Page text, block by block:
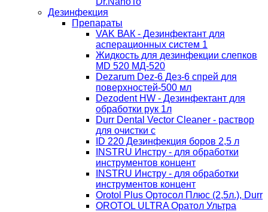
Дезинфекция
Препараты
VAK ВАК - Дезинфектант для
асперационных систем 1
Жидкость для дезинфекции слепков
MD 520 МД-520
Dezarum Dez-6 Дез-6 спрей для
поверхностей-500 мл
Dezodent HW - Дезинфектант для
обработки рук 1л
Durr Dental Vector Cleaner - раствор
для очистки с
ID 220 Дезинфекция боров 2,5 л
INSTRU Инстру - для обработки
инструментов концент
INSTRU Инстру - для обработки
инструментов концент
Orotol Plus Ортосол Плюс (2,5л.), Durr
OROTOL ULTRA Оратол Ультра